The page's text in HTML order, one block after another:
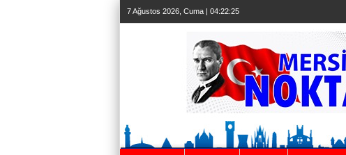
7 Ağustos 2026, Cuma | 04:22:26